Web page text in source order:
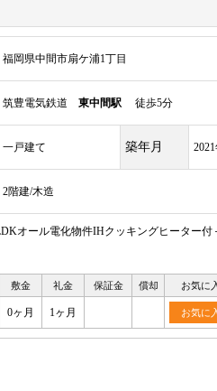
福岡県中間市扇ケ浦1丁目
筑豊電気鉄道 東中間駅 徒歩5分
一戸建て 築年月
2階建/木造
オール電化物件IHクッキングヒーター付
敷金 礼金 保証金 償却 お気に
0ヶ月 1ヶ月 お気に